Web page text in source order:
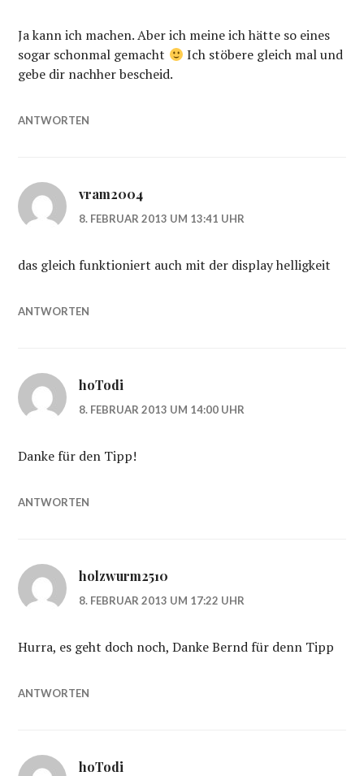
Ja kann ich machen. Aber ich meine ich hätte so eines
sogar schonmal gemacht
Ich stöbere gleich mal und
gebe dir nachher bescheid.
ANTWORTEN
vram2004
8. FEBRUAR 2013 UM 13:41 UHR
das gleich funktioniert auch mit der display helligkeit
ANTWORTEN
hoTodi
8. FEBRUAR 2013 UM 14:00 UHR
Danke für den Tipp!
ANTWORTEN
holzwurm2510
8. FEBRUAR 2013 UM 17:22 UHR
Hurra, es geht doch noch, Danke Bernd für denn Tipp
ANTWORTEN
hoTodi